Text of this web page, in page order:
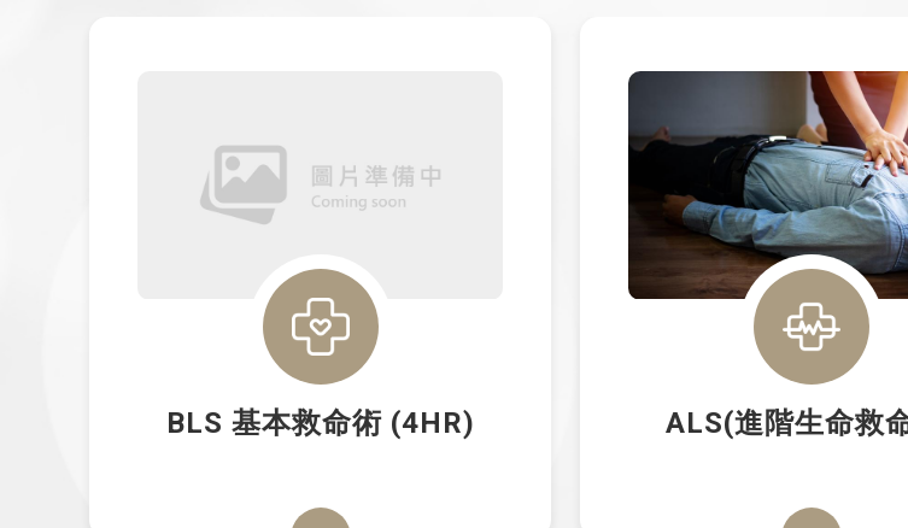
BLS 基本救命術 (4HR) ALS(進階生命救